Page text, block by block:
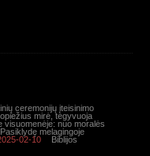
ceremonijų įteisinimo
mirė, tegyvuoja
visuomenėje: nuo moralės
Pasiklydę melagingoje
02-10
Biblijos